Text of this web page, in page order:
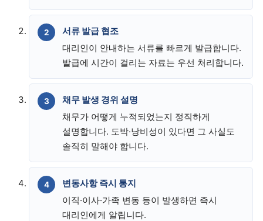
서류 발급 협조
대리인이 안내하는 서류를 빠르게 발급합니다.
발급에 시간이 걸리는 자료는 우선 처리합니다.
채무 발생 경위 설명
채무가 어떻게 누적되었는지 정직하게
설명합니다. 도박·낭비성이 있다면 그 사실도
솔직히 말해야 합니다.
변동사항 즉시 통지
이직·이사·가족 변동 등이 발생하면 즉시
대리인에게 알립니다.